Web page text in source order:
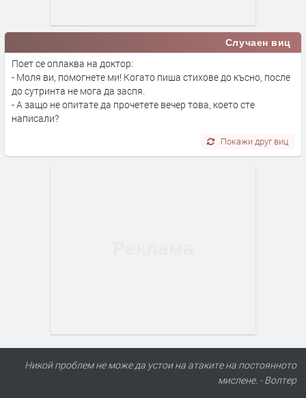
Случаен виц
Поет се оплаква на доктор:
- Моля ви, помогнете ми! Когато пиша стихове до късно, после
до сутринта не мога да заспя.
- А защо не опитате да прочетете вечер това, което сте
написали?
Покажи друг виц
Никой проблем не може да устои на атаките на постоянното
мислене. - Волтер